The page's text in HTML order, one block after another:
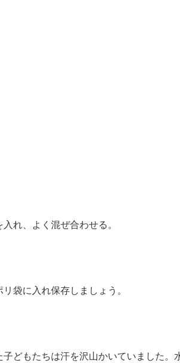
れ、よく混ぜ合わせる。
袋に入れ保存しましょう。
どもたちは汗を沢山かいていました。